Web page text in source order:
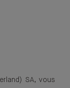
SA, vous